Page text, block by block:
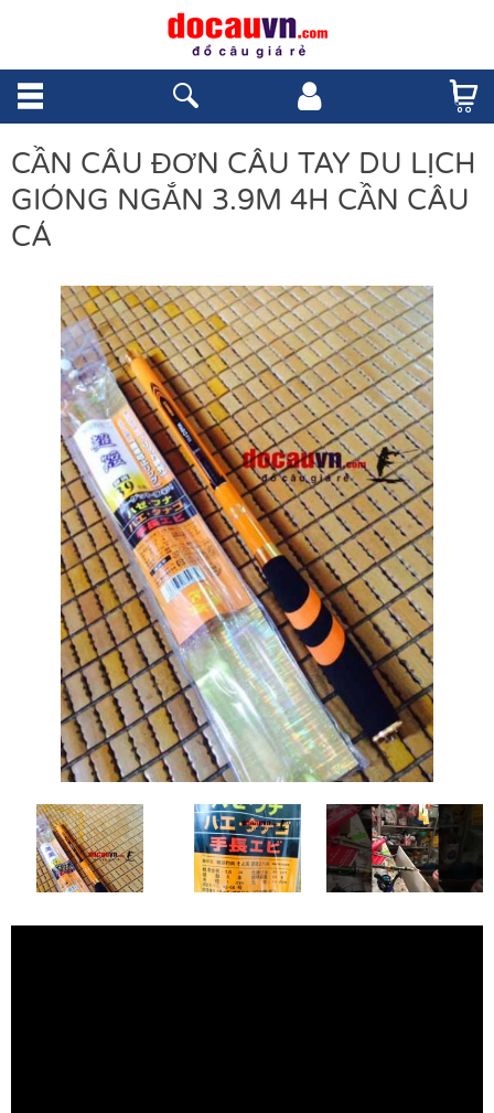
CẦN CÂU ĐƠN CÂU TAY DU LỊCH
GIÓNG NGẮN 3.9M 4H CẦN CÂU
CÁ